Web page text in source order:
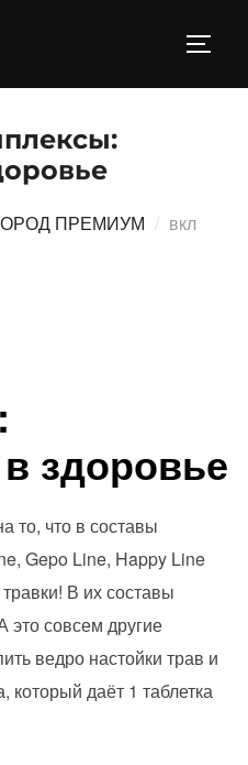
ПРЕМИУМ вкл
здоровье
что в составы
Gepo Line, Happy Line
В их составы
это совсем другие
ведро настойки трав и
который даёт 1 таблетка